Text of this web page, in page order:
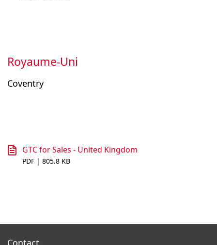
Royaume-Uni
Coventry
GTC for Sales - United Kingdom
PDF | 805.8 KB
Contact